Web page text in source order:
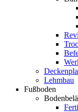
Lehmbau
Fußboden